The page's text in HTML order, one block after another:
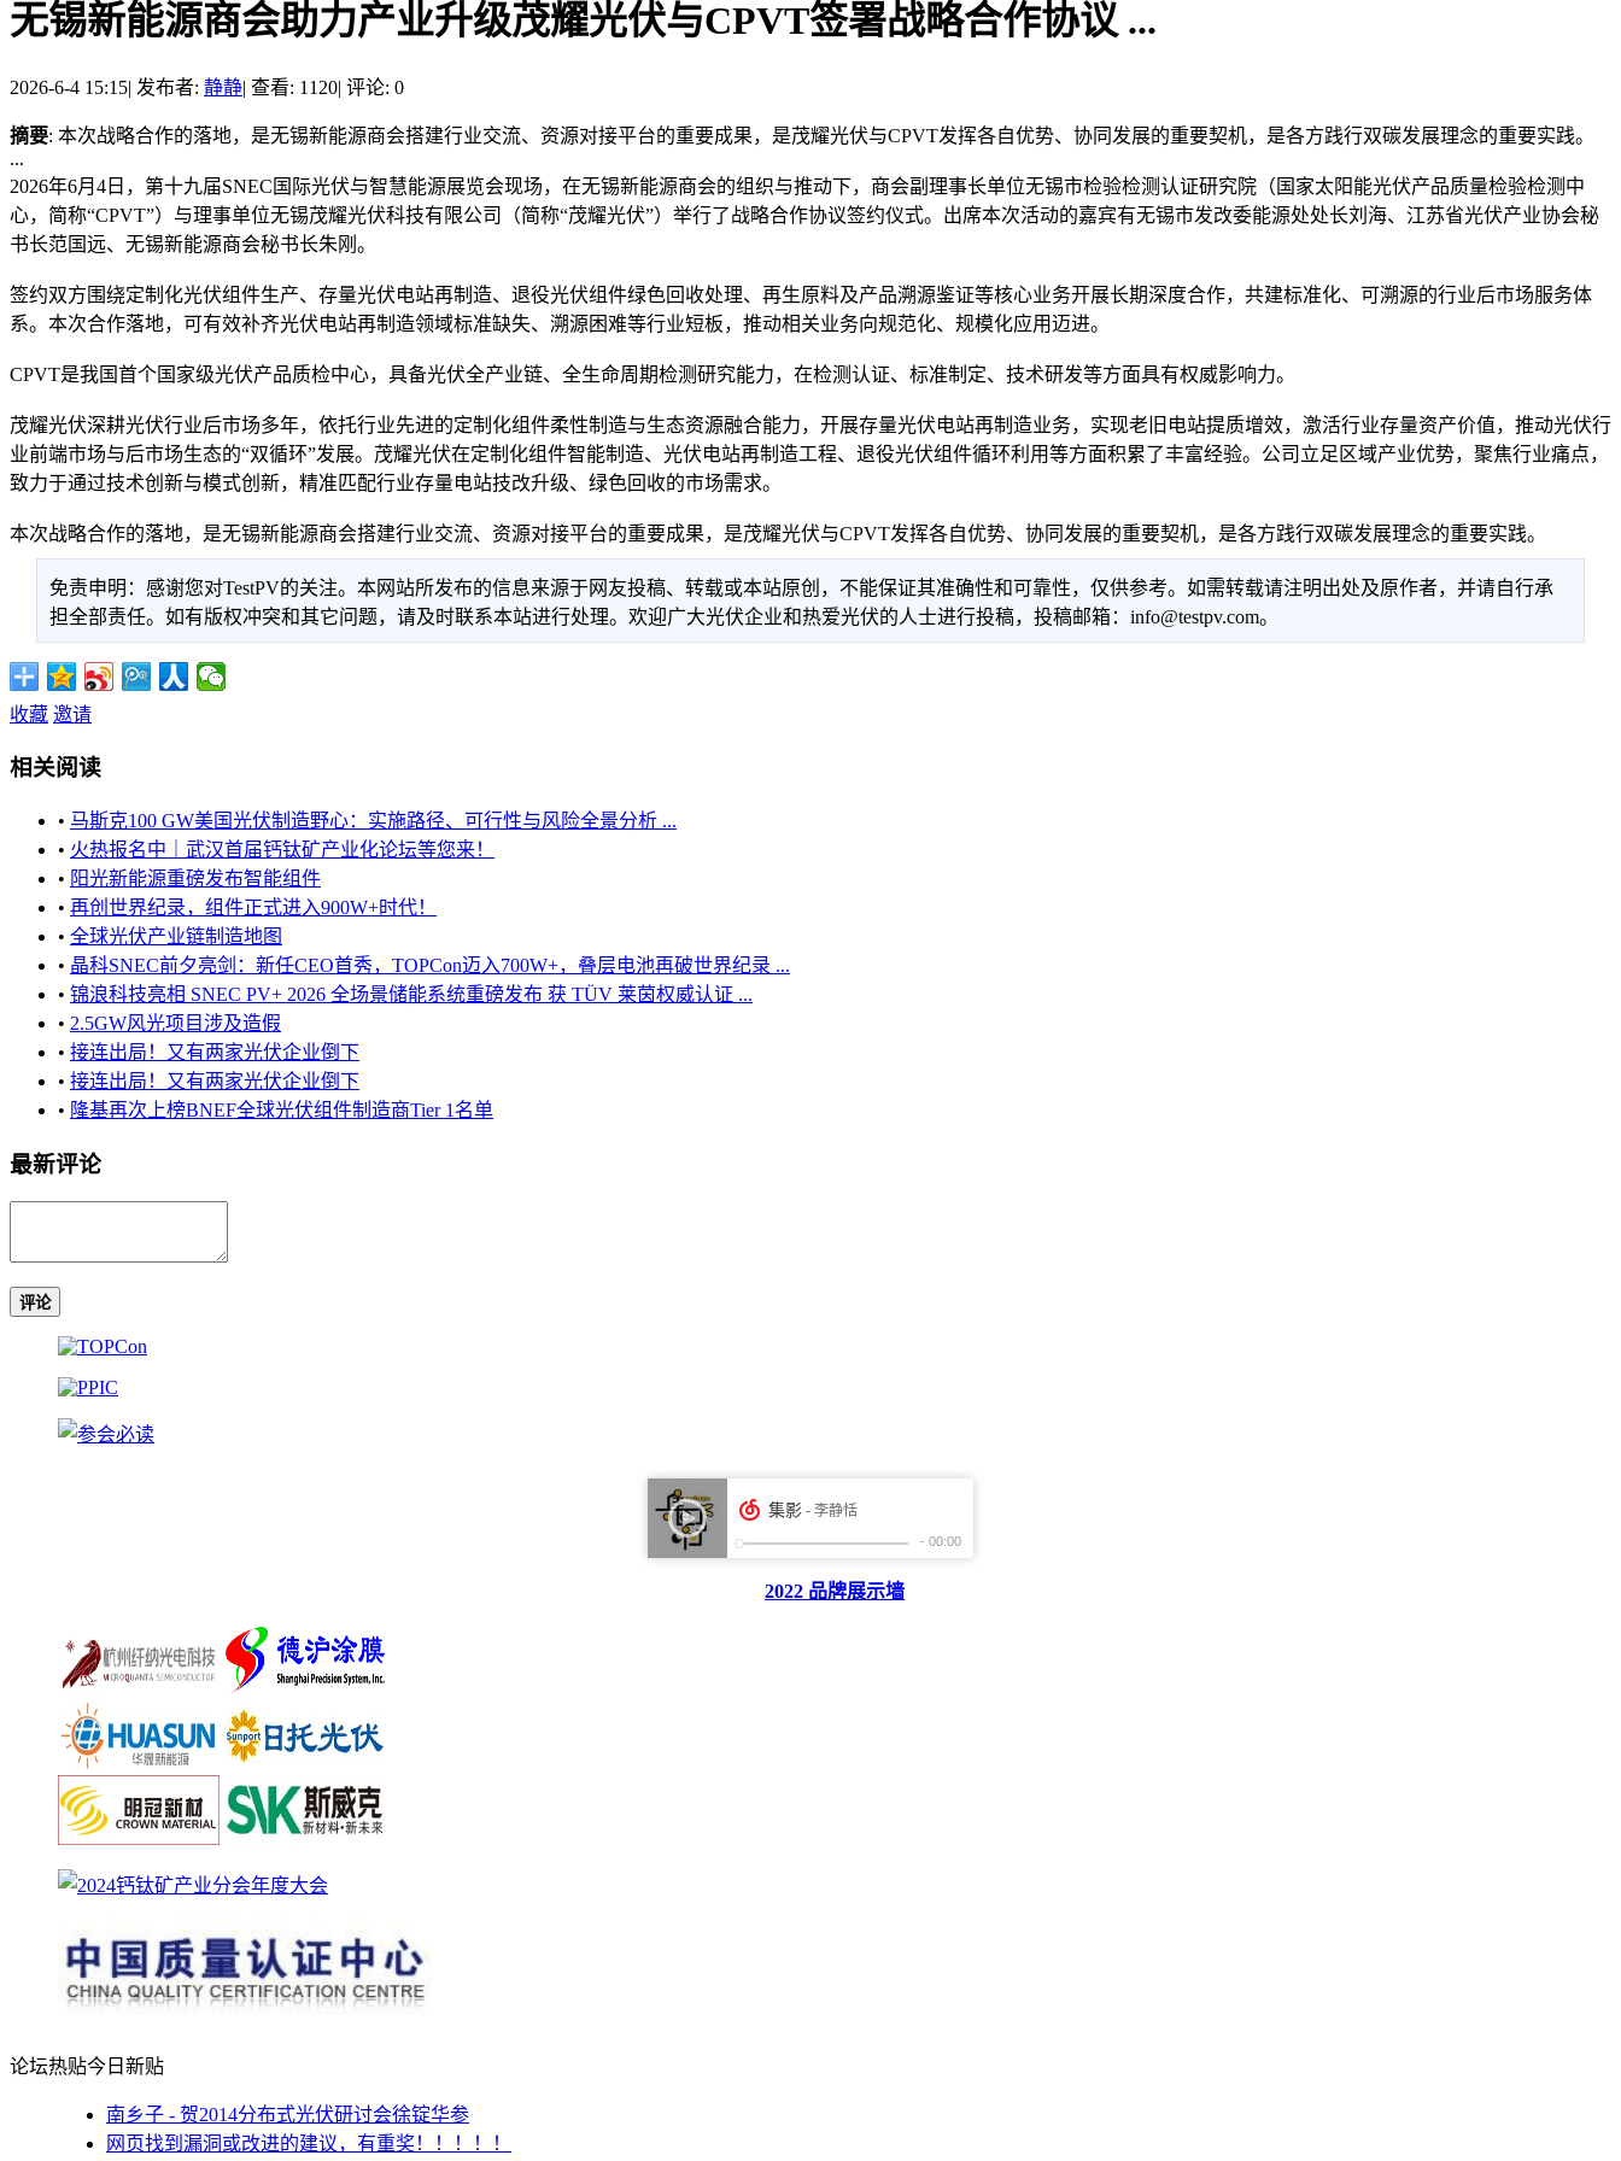
无锡新能源商会助力产业升级茂耀光伏与CPVT签署战略合作协议 ...
2026-6-4 15:15| 发布者: 静静| 查看: 1120| 评论: 0
摘要: 本次战略合作的落地，是无锡新能源商会搭建行业交流、资源对接平台的重要成果，是茂耀光伏与CPVT发挥各自优势、协同发展的重要契机，是各方践行双碳发展理念的重要实践。
...
2026年6月4日，第十九届SNEC国际光伏与智慧能源展览会现场，在无锡新能源商会的组织与推动下，商会副理事长单位无锡市检验检测认证研究院（国家太阳能光伏产品质量检验检测中
心，简称“CPVT”）与理事单位无锡茂耀光伏科技有限公司（简称“茂耀光伏”）举行了战略合作协议签约仪式。出席本次活动的嘉宾有无锡市发改委能源处处长刘海、江苏省光伏产业协会秘
书长范国远、无锡新能源商会秘书长朱刚。
签约双方围绕定制化光伏组件生产、存量光伏电站再制造、退役光伏组件绿色回收处理、再生原料及产品溯源鉴证等核心业务开展长期深度合作，共建标准化、可溯源的行业后市场服务体
系。本次合作落地，可有效补齐光伏电站再制造领域标准缺失、溯源困难等行业短板，推动相关业务向规范化、规模化应用迈进。
CPVT是我国首个国家级光伏产品质检中心，具备光伏全产业链、全生命周期检测研究能力，在检测认证、标准制定、技术研发等方面具有权威影响力。
茂耀光伏深耕光伏行业后市场多年，依托行业先进的定制化组件柔性制造与生态资源融合能力，开展存量光伏电站再制造业务，实现老旧电站提质增效，激活行业存量资产价值，推动光伏行
业前端市场与后市场生态的“双循环”发展。茂耀光伏在定制化组件智能制造、光伏电站再制造工程、退役光伏组件循环利用等方面积累了丰富经验。公司立足区域产业优势，聚焦行业痛点，
致力于通过技术创新与模式创新，精准匹配行业存量电站技改升级、绿色回收的市场需求。
本次战略合作的落地，是无锡新能源商会搭建行业交流、资源对接平台的重要成果，是茂耀光伏与CPVT发挥各自优势、协同发展的重要契机，是各方践行双碳发展理念的重要实践。
免责申明：感谢您对TestPV的关注。本网站所发布的信息来源于网友投稿、转载或本站原创，不能保证其准确性和可靠性，仅供参考。如需转载请注明出处及原作者，并请自行承
担全部责任。如有版权冲突和其它问题，请及时联系本站进行处理。欢迎广大光伏企业和热爱光伏的人士进行投稿，投稿邮箱：info@testpv.com。
收藏 邀请
相关阅读
• 马斯克100 GW美国光伏制造野心：实施路径、可行性与风险全景分析 ...
• 火热报名中｜武汉首届钙钛矿产业化论坛等您来！
• 阳光新能源重磅发布智能组件
• 再创世界纪录，组件正式进入900W+时代！
• 全球光伏产业链制造地图
• 晶科SNEC前夕亮剑：新任CEO首秀，TOPCon迈入700W+，叠层电池再破世界纪录 ...
• 锦浪科技亮相 SNEC PV+ 2026 全场景储能系统重磅发布 获 TÜV 莱茵权威认证 ...
• 2.5GW风光项目涉及造假
• 接连出局！又有两家光伏企业倒下
• 接连出局！又有两家光伏企业倒下
• 隆基再次上榜BNEF全球光伏组件制造商Tier 1名单
最新评论
评论
2022 品牌展示墙
论坛热贴今日新贴
南乡子 - 贺2014分布式光伏研讨会徐锭华参
网页找到漏洞或改进的建议，有重奖！！！！！